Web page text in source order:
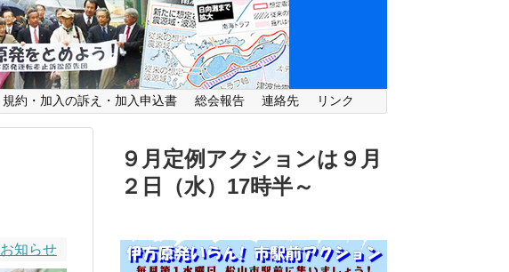
規約・加入の訴え・加入申込書 総会報告 連絡先 リンク
お知らせ
９月定例アクションは９月
２日（水） 17時半～